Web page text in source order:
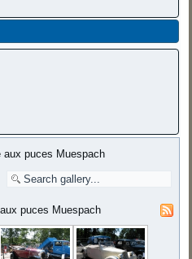
aux puces Muespach
puces Muespach